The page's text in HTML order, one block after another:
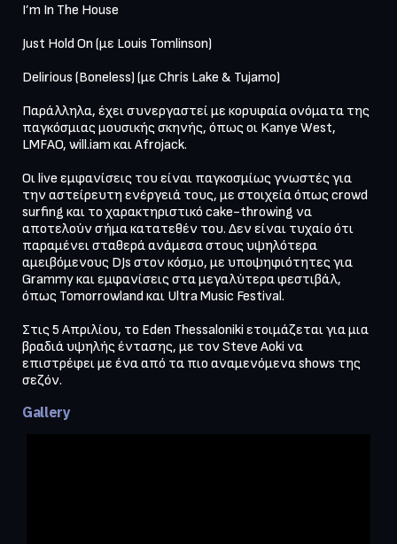
I’m In The House
Just Hold On (με Louis Tomlinson)
Delirious (Boneless) (με Chris Lake & Tujamo)
Παράλληλα, έχει συνεργαστεί με κορυφαία ονόματα της
παγκόσμιας μουσικής σκηνής, όπως οι Kanye West,
LMFAO, will.iam και Afrojack.
Οι live εμφανίσεις του είναι παγκοσμίως γνωστές για
την αστείρευτη ενέργειά τους, με στοιχεία όπως crowd
surfing και το χαρακτηριστικό cake-throwing να
αποτελούν σήμα κατατεθέν του. Δεν είναι τυχαίο ότι
παραμένει σταθερά ανάμεσα στους υψηλότερα
αμειβόμενους DJs στον κόσμο, με υποψηφιότητες για
Grammy και εμφανίσεις στα μεγαλύτερα φεστιβάλ,
όπως Tomorrowland και Ultra Music Festival.
Στις 5 Απριλίου, το Eden Thessaloniki ετοιμάζεται για μια
βραδιά υψηλής έντασης, με τον Steve Aoki να
επιστρέφει με ένα από τα πιο αναμενόμενα shows της
σεζόν.
Gallery